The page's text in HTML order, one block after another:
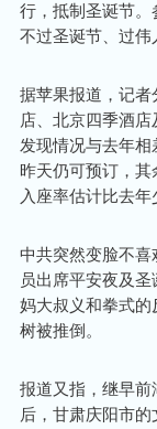
行，抵制圣诞节。
不过圣诞节、过伟
据苹果报道，记
店、北京四季酒
发现情况与去年
昨天仍可预订，
入座率估计比去年
中共突然变脸不
员出席平安夜及
妈大叔义和拳式
树被推倒。
报道又指，继早
后，甘肃庆阳市